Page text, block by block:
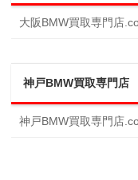
大阪BMW買取専門店
神戸BMW買取専門店
神戸BMW買取専門店